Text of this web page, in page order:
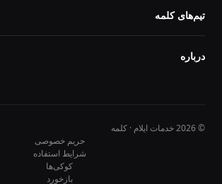
تیم‌های کلمه
درباره
© 2026 خدمات ایلام · کلمه
حریم خصوصی
شرایط استفاده
کوکی‌ها
بازخورد
10